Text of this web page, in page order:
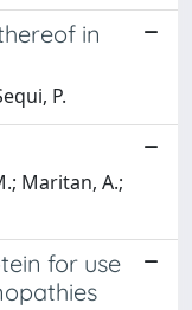
in
P.
Maritan, A.;
for use